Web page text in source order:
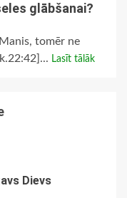
glābšanai?
tomēr ne
Lasīt tālāk
Dievs